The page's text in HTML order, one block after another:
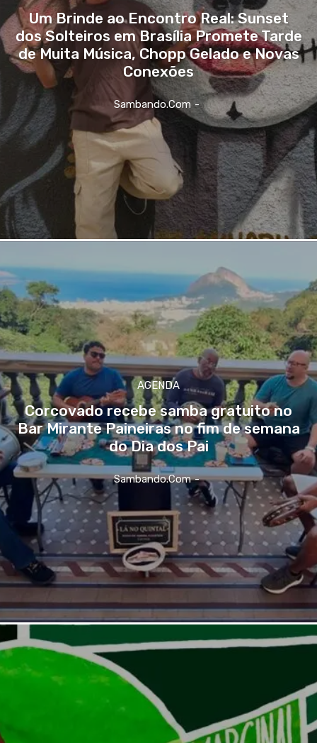
Um Brinde ao Encontro Real: Sunset
dos Solteiros em Brasília Promete Tarde
de Muita Música, Chopp Gelado e Novas
Conexões
Sambando.com -
AGENDA
Corcovado recebe samba gratuito no
Bar Mirante Paineiras no fim de semana
do Dia dos Pai
Sambando.com -